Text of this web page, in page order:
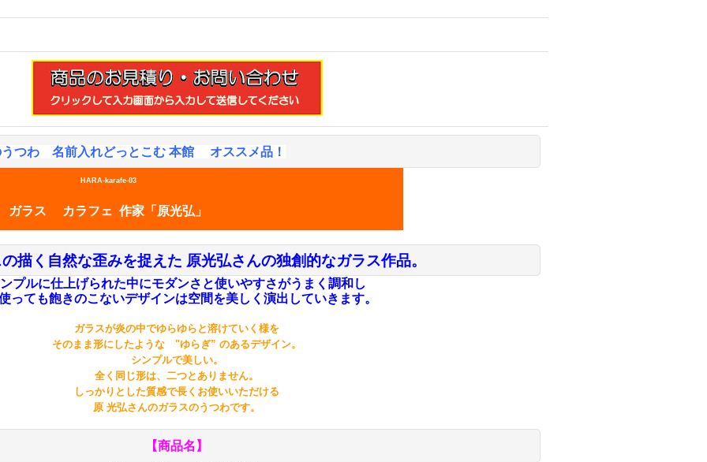
うつわ 名前入れどっとこむ 本館 オススメ品！
HARA-karafe-03
ガラス カラフェ 作家「原光弘」
描く自然な歪みを捉えた 原光弘さんの独創的なガラス作品。
プルに仕上げられた中にモダンさと使いやすさがうまく調和し
っても飽きのこないデザインは空間を美しく演出していきます。
ガラスが炎の中でゆらゆらと溶けていく様を
そのまま形にしたような "ゆらぎ” のあるデザイン。
シンプルで美しい。
全く同じ形は、二つとありません。
しっかりとした質感で長くお使いいただける
原 光弘さんのガラスのうつわです。
【商品名】